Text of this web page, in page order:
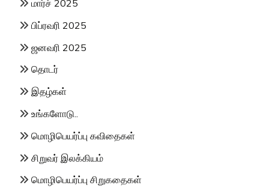
மார்ச் 2025
பிப்ரவரி 2025
ஜனவரி 2025
தொடர்
இதழ்கள்
உங்களோடு..
மொழிபெயர்ப்பு கவிதைகள்
சிறுவர் இலக்கியம்
மொழிபெயர்ப்பு சிறுகதைகள்